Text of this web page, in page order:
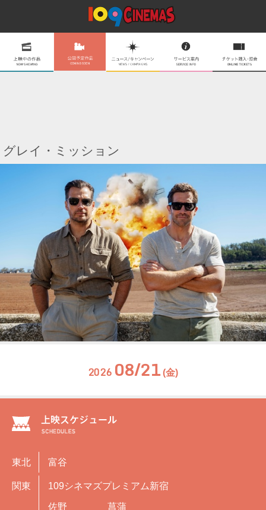
グレイ・ミッション
2026 08/21 (金)
東北 富谷
関東 109シネマズプレミアム新宿
佐野 菖蒲